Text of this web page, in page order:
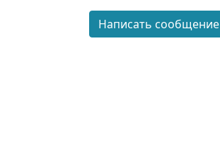
Написать сообщение